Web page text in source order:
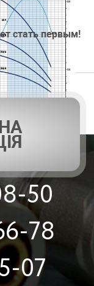
стать первым!
50
78
07